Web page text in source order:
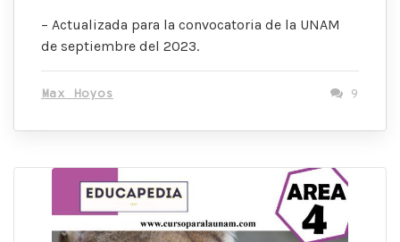
– Actualizada para la convocatoria de la UNAM
de septiembre del 2023.
Max Hoyos 9